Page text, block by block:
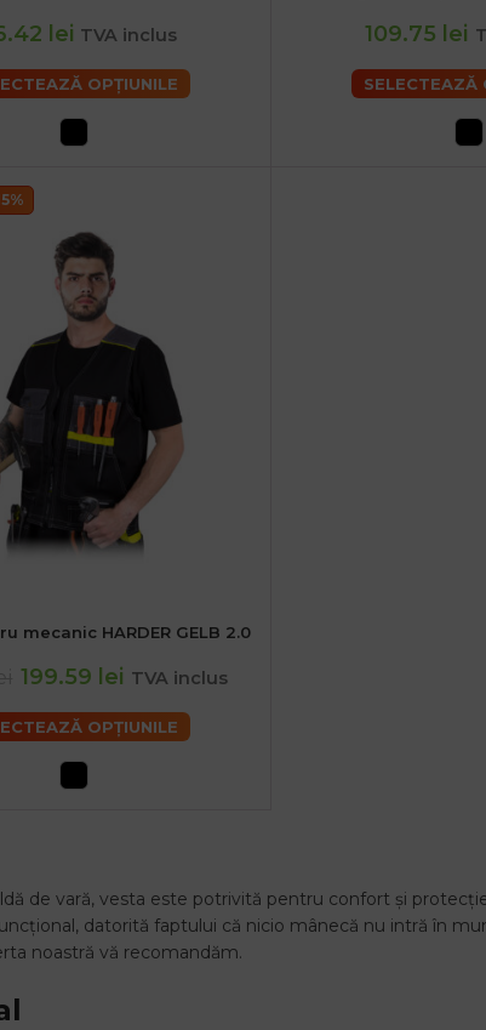
lei TVA inclus
OPȚIUNILE
Barbati -
109.75 lei
SELECTEAZĂ
52 (L) Barbati
56 (XL) Barbati
62 (3XL) Barbati
mecanic HARDER GELB 2.0
199.59 lei TVA inclus
OPȚIUNILE
de vară, vesta este potrivită pentru confort și
datorită faptului că nicio mânecă nu intră în
noastră vă recomandăm.